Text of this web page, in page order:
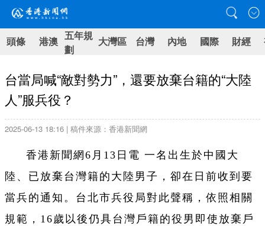
頭條 港澳 五年規
劃
大灣區 台灣 內地 國際 財經
台當局喊“敵對勢力”，還要放棄台籍的“大陸
人”服兵役？
2025-06-13 18:16 | 稿件來源：香港新聞網
香港新聞網6月13日電 一名出生於中國大
陸、已放棄台灣籍的大陸男子，卻在日前收到要
當兵的通知。台北市兵役局對此聲稱，依照相關
規範，16歲以後仍具台灣戶籍的役男即使放棄戶